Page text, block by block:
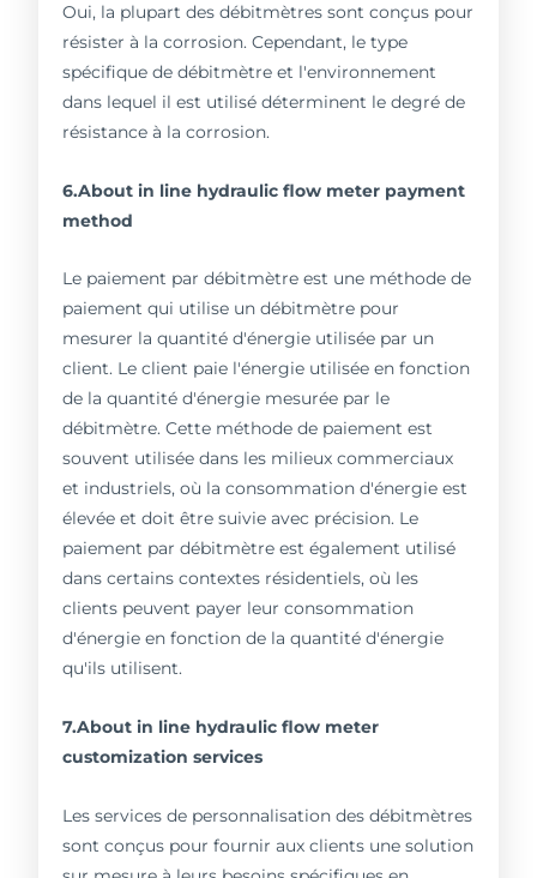
Oui, la plupart des débitmètres sont conçus pour
résister à la corrosion. Cependant, le type
spécifique de débitmètre et l'environnement
dans lequel il est utilisé déterminent le degré de
résistance à la corrosion.
6.About in line hydraulic flow meter payment
method
Le paiement par débitmètre est une méthode de
paiement qui utilise un débitmètre pour
mesurer la quantité d'énergie utilisée par un
client. Le client paie l'énergie utilisée en fonction
de la quantité d'énergie mesurée par le
débitmètre. Cette méthode de paiement est
souvent utilisée dans les milieux commerciaux
et industriels, où la consommation d'énergie est
élevée et doit être suivie avec précision. Le
paiement par débitmètre est également utilisé
dans certains contextes résidentiels, où les
clients peuvent payer leur consommation
d'énergie en fonction de la quantité d'énergie
qu'ils utilisent.
7.About in line hydraulic flow meter
customization services
Les services de personnalisation des débitmètres
sont conçus pour fournir aux clients une solution